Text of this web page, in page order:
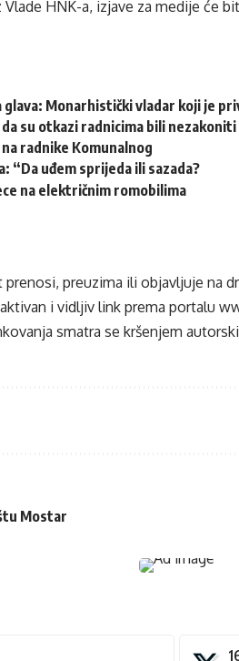
Vlade HNK-a, izjave za medije će
glava: Monarhistički vladar koji je
su otkazi radnicima bili nezakoniti
radnike Komunalnog
“Da uđem sprijeda ili sazada?
na električnim romobilima
preuzima ili objavljuje na
i vidljiv link prema portalu
smatra se kršenjem
Mostar